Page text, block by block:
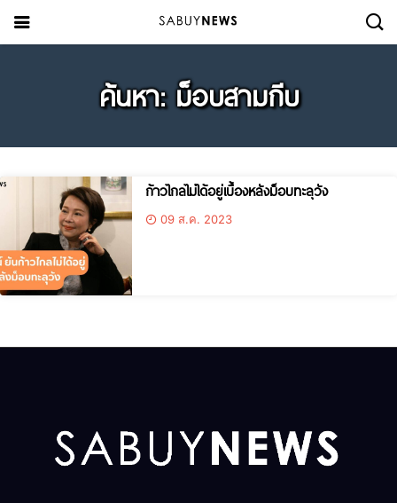
ค้นหา: ม็อบสามกีบ
ก้าวไกลไม่ได้อยู่เบื้องหลังม็อบทะลุวัง
09 ส.ค. 2023